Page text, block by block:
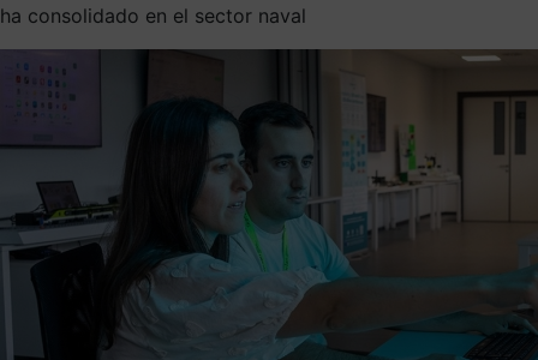
ha consolidado en el sector naval